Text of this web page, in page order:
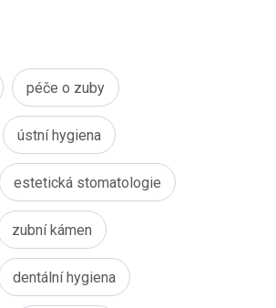
péče o zuby
ústní hygiena
estetická stomatologie
zubní kámen
dentální hygiena